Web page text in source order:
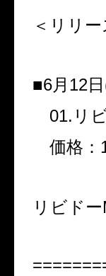
＜リリ
■6月 12日
01. リ
価格：
リビドー